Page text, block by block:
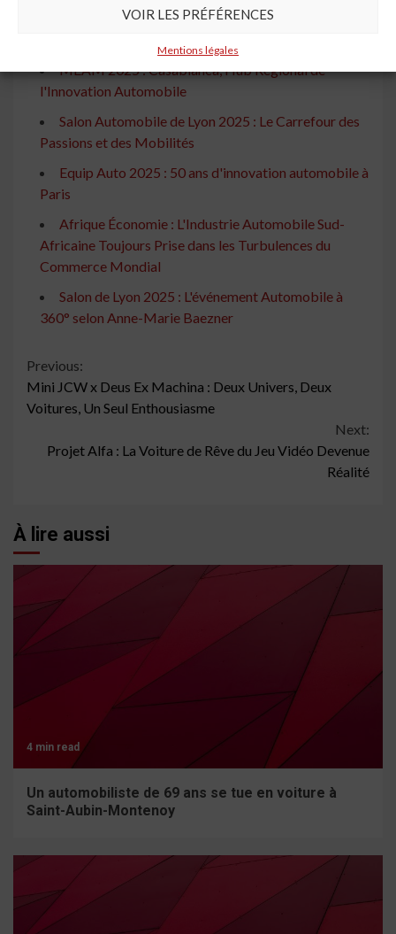
VOIR LES PRÉFÉRENCES
Mentions légales
Droits de Douane Américains : L'Afrique du Sud
MEAM 2025 : Casablanca, Hub Régional de
l'Innovation Automobile
Salon Automobile de Lyon 2025 : Le Carrefour des
Passions et des Mobilités
Equip Auto 2025 : 50 ans d'innovation automobile à
Paris
Afrique Économie : L'Industrie Automobile Sud-
Africaine Toujours Prise dans les Turbulences du
Commerce Mondial
Salon de Lyon 2025 : L'événement Automobile à
360° selon Anne-Marie Baezner
Continue
Reading
Previous:
Mini JCW x Deus Ex Machina : Deux Univers, Deux
Voitures, Un Seul Enthousiasme
Next:
Projet Alfa : La Voiture de Rêve du Jeu Vidéo Devenue
Réalité
À lire aussi
4 min read
Un automobiliste de 69 ans se tue en voiture à
Saint-Aubin-Montenoy